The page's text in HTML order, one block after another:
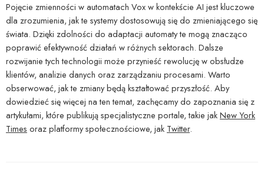
Pojęcie zmienności w automatach Vox w kontekście AI jest kluczowe
dla zrozumienia, jak te systemy dostosowują się do zmieniającego się
świata. Dzięki zdolności do adaptacji automaty te mogą znacząco
poprawić efektywność działań w różnych sektorach. Dalsze
rozwijanie tych technologii może przynieść rewolucję w obsłudze
klientów, analizie danych oraz zarządzaniu procesami. Warto
obserwować, jak te zmiany będą kształtować przyszłość. Aby
dowiedzieć się więcej na ten temat, zachęcamy do zapoznania się z
artykułami, które publikują specjalistyczne portale, takie jakNew York
Times oraz platformy społecznościowe, jak Twitter.